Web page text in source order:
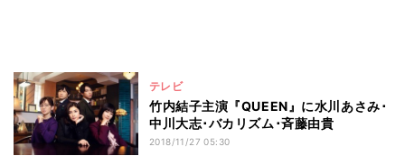
テレビ
竹内結子主演『QUEEN』に水川あさみ･
中川大志･バカリズム･斉藤由貴
2018/11/27 05:30